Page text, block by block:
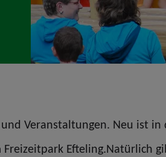
Veranstaltungen. Neu ist in
Efteling.Natürlich